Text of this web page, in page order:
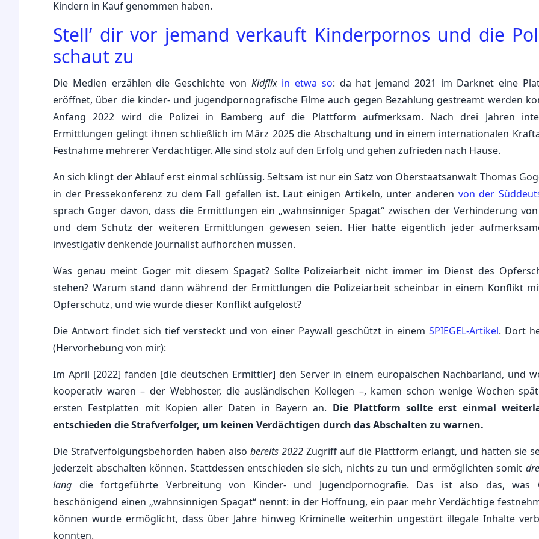
Kindern in Kauf genommen haben.
Stell’ dir vor jemand verkauft Kinderpornos und die
schaut zu
Die Medien erzählen die Geschichte von Kidflix in etwa so: da hat jemand 2021 im Darknet eine
eröffnet, über die kinder- und jugendpornografische Filme auch gegen Bezahlung gestreamt werden
Anfang 2022 wird die Polizei in Bamberg auf die Plattform aufmerksam. Nach drei Jahren
Ermittlungen gelingt ihnen schließlich im März 2025 die Abschaltung und in einem internationalen
Festnahme mehrerer Verdächtiger. Alle sind stolz auf den Erfolg und gehen zufrieden nach Hause.
An sich klingt der Ablauf erst einmal schlüssig. Seltsam ist nur ein Satz von Oberstaatsanwalt Thomas
in der Pressekonferenz zu dem Fall gefallen ist. Laut einigen Artikeln, unter anderen von der
sprach Goger davon, dass die Ermittlungen ein „wahnsinniger Spagat“ zwischen der Verhinderung von
und dem Schutz der weiteren Ermittlungen gewesen seien. Hier hätte eigentlich jeder
investigativ denkende Journalist aufhorchen müssen.
Was genau meint Goger mit diesem Spagat? Sollte Polizeiarbeit nicht immer im Dienst des
stehen? Warum stand dann während der Ermittlungen die Polizeiarbeit scheinbar in einem Konflikt
Opferschutz, und wie wurde dieser Konflikt aufgelöst?
Die Antwort findet sich tief versteckt und von einer Paywall geschützt in einem SPIEGEL-Artikel. Dort
(Hervorhebung von mir):
Im April [2022] fanden [die deutschen Ermittler] den Server in einem europäischen Nachbarland, und
kooperativ waren – der Webhoster, die ausländischen Kollegen –, kamen schon wenige Wochen
ersten Festplatten mit Kopien aller Daten in Bayern an. Die Plattform sollte erst einmal
entschieden die Strafverfolger, um keinen Verdächtigen durch das Abschalten zu warnen.
Die Strafverfolgungsbehörden haben also bereits 2022 Zugriff auf die Plattform erlangt, und hätten sie
jederzeit abschalten können. Stattdessen entschieden sie sich, nichts zu tun und ermöglichten somit
lang die fortgeführte Verbreitung von Kinder- und Jugendpornografie. Das ist also das, was
beschönigend einen „wahnsinnigen Spagat“ nennt: in der Hoffnung, ein paar mehr Verdächtige
können wurde ermöglicht, dass über Jahre hinweg Kriminelle weiterhin ungestört illegale Inhalte
konnten.